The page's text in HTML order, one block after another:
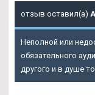
отзыв оставил(а)
Неполной или
обязательного
другого и в душе